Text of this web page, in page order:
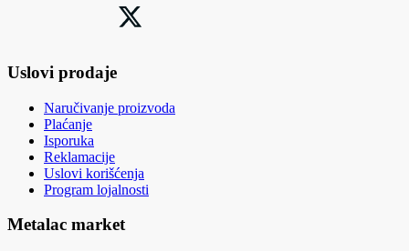
Uslovi prodaje
Naručivanje proizvoda
Plaćanje
Isporuka
Reklamacije
Uslovi korišćenja
Program lojalnosti
Metalac market